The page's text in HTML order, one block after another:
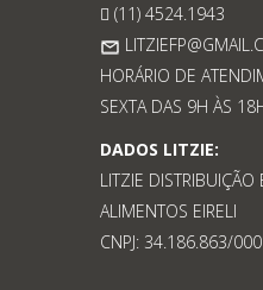
(11) 4524.1943
HORÁRIO DE
SEXTA DAS 9H ÀS
DADOS LITZIE:
LITZIE
ALIMENTOS EIRELI
CNPJ: 34.186.863/